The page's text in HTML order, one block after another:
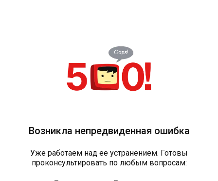
Возникла непредвиденная ошибка
Уже работаем над ее устранением. Готовы
проконсультировать по любым вопросам: